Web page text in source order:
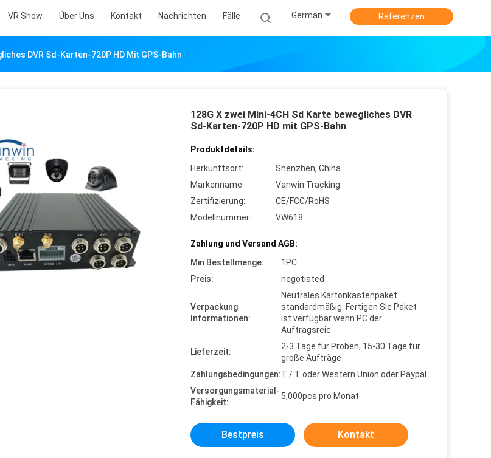
VR Show Über Uns Kontakt Nachrichten Fälle German Referenzen
DVR Sd-Karten-720P HD Mit GPS-Bahn
128G X zwei Mini-4CH Sd Karte bewegliches DVR
Sd-Karten-720P HD mit GPS-Bahn
Produktdetails:
Herkunftsort:
Shenzhen, China
Markenname:
Vanwin Tracking
Zertifizierung:
CE/FCC/RoHS
Modellnummer:
VW618
Zahlung und Versand AGB:
Min Bestellmenge:
1PC
Preis:
negotiated
Verpackung
Informationen:
Neutrales Kartonkastenpaket
standardmäßig. Fertigen Sie Paket
ist verfügbar wenn PC der
Auftragsreic
Lieferzeit:
2-3 Tage für Proben, 15-30 Tage für
große Aufträge
Zahlungsbedingungen:T / T oder Western Union oder Paypal
Versorgungsmaterial-
Fähigkeit:
5,000pcs pro Monat
Bestpreis Kontakt